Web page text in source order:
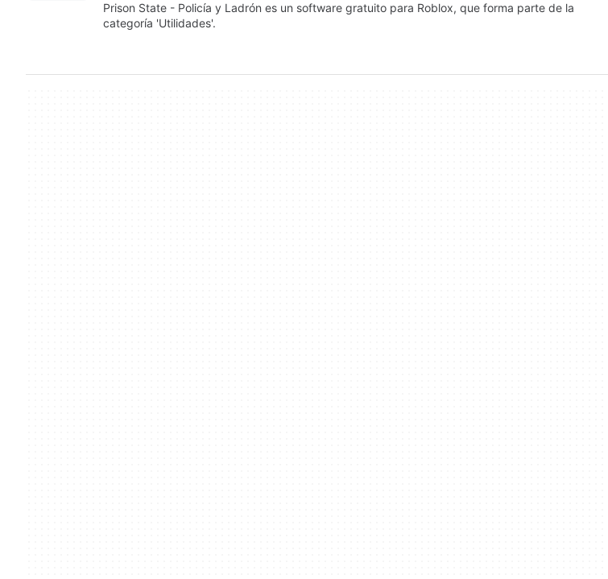
Prison State - Policía y Ladrón es un software gratuito para Roblox, que forma parte de la
categoría 'Utilidades'.